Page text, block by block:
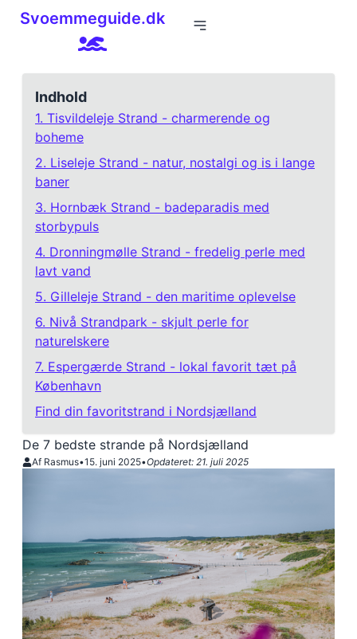
Svoemmeguide.dk
Indhold
1. Tisvildeleje Strand - charmerende og
boheme
2. Liseleje Strand - natur, nostalgi og is i lange
baner
3. Hornbæk Strand - badeparadis med
storbypuls
4. Dronningmølle Strand - fredelig perle med
lavt vand
5. Gilleleje Strand - den maritime oplevelse
6. Nivå Strandpark - skjult perle for
naturelskere
7. Espergærde Strand - lokal favorit tæt på
København
Find din favoritstrand i Nordsjælland
De 7 bedste strande på Nordsjælland
Af Rasmus•15. juni 2025•Opdateret: 21. juli 2025